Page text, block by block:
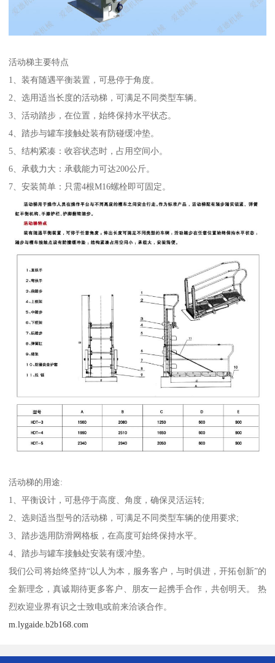
活动梯主要特点
1、装有随遇平衡装置，可悬停于角度。
2、选用适当长度的活动梯，可满足不同类型车辆。
3、活动踏步，在位置，始终保持水平状态。
4、踏步与罐车接触处装有防碰缓冲垫。
5、结构紧凑：收容状态时，占用空间小。
6、承载力大：承载能力可达200公斤。
7、安装简单：只需4根M16螺栓即可固定。
活动梯的用途:
1、平衡设计，可悬停于高度、角度，确保灵活运转;
2、选则适当型号的活动梯，可满足不同类型车辆的使用要求;
3、踏步选用防滑网格板，在高度可始终保持水平。
4、踏步与罐车接触处安装有缓冲垫。
我们公司将始终坚持“以人为本，服务客户，与时俱进，开拓创新”的
全新理念，真诚期待更多客户、朋友一起携手合作，共创明天。 热
烈欢迎业界有识之士致电或前来洽谈合作。
m.lygaide.b2b168.com